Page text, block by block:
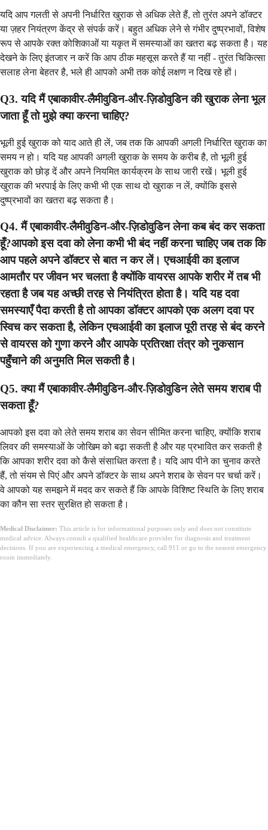
यदि आप गलती से अपनी निर्धारित खुराक से अधिक लेते हैं, तो तुरंत अपने डॉक्टर
या ज़हर नियंत्रण केंद्र से संपर्क करें। बहुत अधिक लेने से गंभीर दुष्प्रभावों, विशेष
रूप से आपके रक्त कोशिकाओं या यकृत में समस्याओं का खतरा बढ़ सकता है। यह
देखने के लिए इंतजार न करें कि आप ठीक महसूस करते हैं या नहीं - तुरंत चिकित्सा
सलाह लेना बेहतर है, भले ही आपको अभी तक कोई लक्षण न दिख रहे हों।
Q3. यदि मैं एबाकावीर-लैमीवुडिन-और-ज़िडोवुडिन की खुराक लेना भूल
जाता हूँ तो मुझे क्या करना चाहिए?
भूली हुई खुराक को याद आते ही लें, जब तक कि आपकी अगली निर्धारित खुराक का
समय न हो। यदि यह आपकी अगली खुराक के समय के करीब है, तो भूली हुई
खुराक को छोड़ दें और अपने नियमित कार्यक्रम के साथ जारी रखें। भूली हुई
खुराक की भरपाई के लिए कभी भी एक साथ दो खुराक न लें, क्योंकि इससे
दुष्प्रभावों का खतरा बढ़ सकता है।
Q4. मैं एबाकावीर-लैमीवुडिन-और-ज़िडोवुडिन लेना कब बंद कर सकता
हूँ?आपको इस दवा को लेना कभी भी बंद नहीं करना चाहिए जब तक कि
आप पहले अपने डॉक्टर से बात न कर लें। एचआईवी का इलाज
आमतौर पर जीवन भर चलता है क्योंकि वायरस आपके शरीर में तब भी
रहता है जब यह अच्छी तरह से नियंत्रित होता है। यदि यह दवा
समस्याएँ पैदा करती है तो आपका डॉक्टर आपको एक अलग दवा पर
स्विच कर सकता है, लेकिन एचआईवी का इलाज पूरी तरह से बंद करने
से वायरस को गुणा करने और आपके प्रतिरक्षा तंत्र को नुकसान
पहुँचाने की अनुमति मिल सकती है।
Q5. क्या मैं एबाकावीर-लैमीवुडिन-और-ज़िडोवुडिन लेते समय शराब पी
सकता हूँ?
आपको इस दवा को लेते समय शराब का सेवन सीमित करना चाहिए, क्योंकि शराब
लिवर की समस्याओं के जोखिम को बढ़ा सकती है और यह प्रभावित कर सकती है
कि आपका शरीर दवा को कैसे संसाधित करता है। यदि आप पीने का चुनाव करते
हैं, तो संयम से पिएं और अपने डॉक्टर के साथ अपने शराब के सेवन पर चर्चा करें।
वे आपको यह समझने में मदद कर सकते हैं कि आपके विशिष्ट स्थिति के लिए शराब
का कौन सा स्तर सुरक्षित हो सकता है।
Medical Disclaimer: This article is for informational purposes only and does not constitute
medical advice. Always consult a qualified healthcare provider for diagnosis and treatment
decisions. If you are experiencing a medical emergency, call 911 or go to the nearest emergency
room immediately.